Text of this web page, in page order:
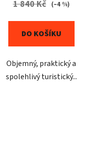
1 840 Kč (–4 %)
DO KOŠÍKU
Objemný, praktický a
spolehlivý turistický...